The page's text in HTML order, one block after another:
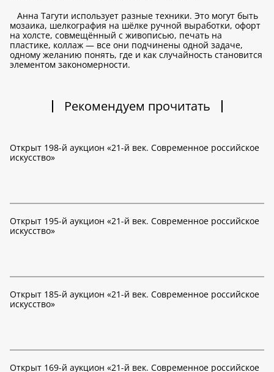
Анна Тагути использует разные техники. Это могут быть
мозаика, шелкография на шёлке ручной выработки, офорт
на холсте, совмещённый с живописью, печать на
пластике, коллаж — все они подчинены одной задаче,
одному желанию понять, где и как случайность становится
элементом закономерности.
Рекомендуем прочитать
Открыт 198-й аукцион «21-й век. Современное российское
искусство»
Открыт 195-й аукцион «21-й век. Современное российское
искусство»
Открыт 185-й аукцион «21-й век. Современное российское
искусство»
Открыт 169-й аукцион «21-й век. Современное российское